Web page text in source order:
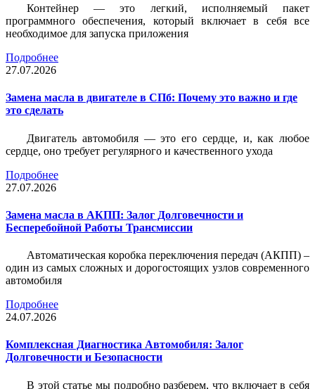
Контейнер — это легкий, исполняемый пакет
программного обеспечения, который включает в себя все
необходимое для запуска приложения
Подробнее
27.07.2026
Замена масла в двигателе в СПб: Почему это важно и где
это сделать
Двигатель автомобиля — это его сердце, и, как любое
сердце, оно требует регулярного и качественного ухода
Подробнее
27.07.2026
Замена масла в АКПП: Залог Долговечности и
Бесперебойной Работы Трансмиссии
Автоматическая коробка переключения передач (АКПП) –
один из самых сложных и дорогостоящих узлов современного
автомобиля
Подробнее
24.07.2026
Комплексная Диагностика Автомобиля: Залог
Долговечности и Безопасности
В этой статье мы подробно разберем, что включает в себя